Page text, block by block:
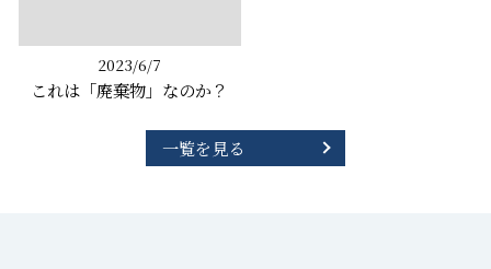
2023/6/7
これは「廃棄物」なのか？
一覧を見る